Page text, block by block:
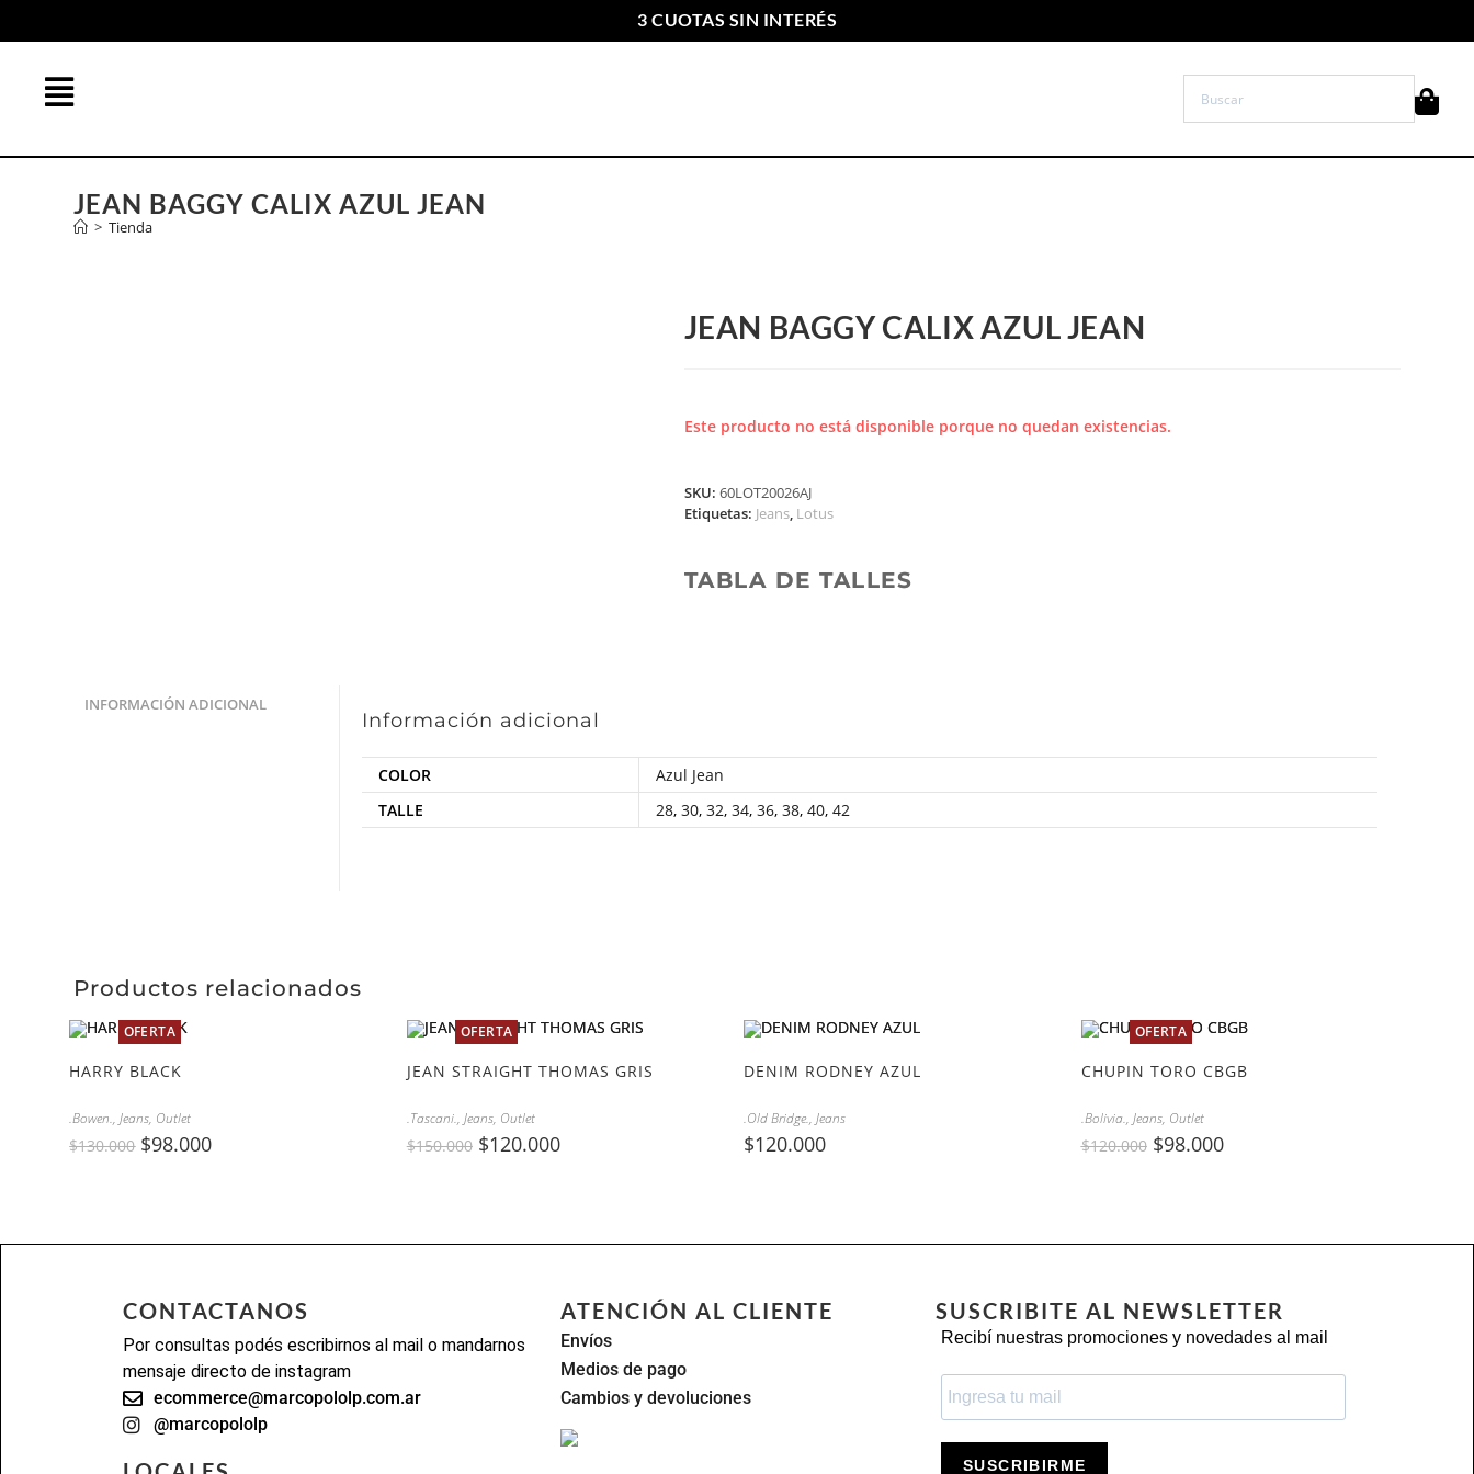
3 CUOTAS SIN INTERÉS
ENVIOS GRATIS A PARTIR DE $169.000
JEAN BAGGY CALIX AZUL JEAN
> Tienda
JEAN BAGGY CALIX AZUL JEAN
Este producto no está disponible porque no quedan existencias.
SKU: 60LOT20026AJ
Etiquetas: Jeans, Lotus
TABLA DE TALLES
INFORMACIÓN ADICIONAL
Información adicional
COLOR
Azul Jean
TALLE
28,30,32,34,36,38,40,42
Productos relacionados
OFERTA
HARRY BLACK
.Bowen.,Jeans, Outlet
$130.000 $98.000
OFERTA
JEAN STRAIGHT THOMAS GRIS
.Tascani., Jeans, Outlet
$150.000 $120.000
DENIM RODNEY AZUL
.Old Bridge.,Jeans
$120.000
OFERTA
CHUPIN TORO CBGB
.Bolivia., Jeans, Outlet
$120.000 $98.000
CONTACTANOS
Por consultas podés escribirnos al mail o mandarnos
mensaje directo de instagram
ecommerce@marcopololp.com.ar
@marcopololp
ATENCIÓN AL CLIENTE
Envíos
Medios de pago
Cambios y devoluciones
SUSCRIBITE AL NEWSLETTER
Recibí nuestras promociones y novedades al mail
SUSCRIBIRME